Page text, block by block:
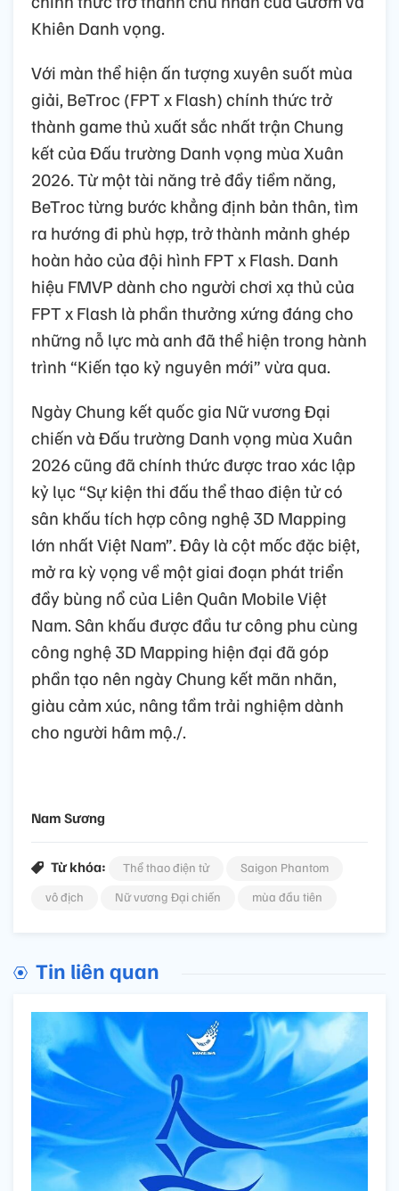
Khiên Danh vọng.
Với màn thể hiện ấn tượng xuyên suốt mùa
giải, BeTroc (FPT x Flash) chính thức trở
thành game thủ xuất sắc nhất trận Chung
kết của Đấu trường Danh vọng mùa Xuân
2026. Từ một tài năng trẻ đầy tiềm năng,
BeTroc từng bước khẳng định bản thân, tìm
ra hướng đi phù hợp, trở thành mảnh ghép
hoàn hảo của đội hình FPT x Flash. Danh
hiệu FMVP dành cho người chơi xạ thủ của
FPT x Flash là phần thưởng xứng đáng cho
những nỗ lực mà anh đã thể hiện trong hành
trình “Kiến tạo kỷ nguyên mới” vừa qua.
Ngày Chung kết quốc gia Nữ vương Đại
chiến và Đấu trường Danh vọng mùa Xuân
2026 cũng đã chính thức được trao xác lập
kỷ lục “Sự kiện thi đấu thể thao điện tử có
sân khấu tích hợp công nghệ 3D Mapping
lớn nhất Việt Nam”. Đây là cột mốc đặc biệt,
mở ra kỳ vọng về một giai đoạn phát triển
đầy bùng nổ của Liên Quân Mobile Việt
Nam. Sân khấu được đầu tư công phu cùng
công nghệ 3D Mapping hiện đại đã góp
phần tạo nên ngày Chung kết mãn nhãn,
giàu cảm xúc, nâng tầm trải nghiệm dành
cho người hâm mộ./.
Nam Sương
Từ khóa: Thể thao điện tử
Saigon Phantom
vô địch
Nữ vương Đại chiến mùa đầu tiên
Tin liên quan